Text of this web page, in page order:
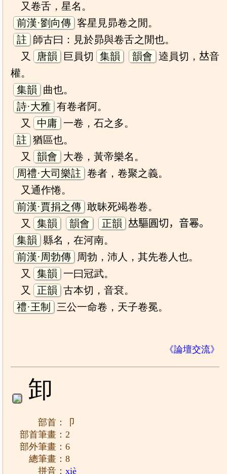
又卷舌，星名。
前漢·劉向傳 客星見昴卷之閒。
註
師古曰：見於昴與卷舌之閒也。
又
唐韻 巨員切 集韻 韻會 逵員切，𠀤音
權。
集韻
曲也。
詩·大雅 有卷者阿。
又
中庸
一卷，石之多。
註 猶區也。
又
韻會
大卷，黃帝樂名。
周禮·大司樂註 卷者，卷聚之義。
又通作惓。
前漢·賈捐之傳 敢昧死竭卷卷。
又
集韻 韻會 正韻
𠀤驅圓切，音㒽。
集韻
縣名，在河南。
前漢·周勃傳
周勃，沛人，其先卷人也。
又
集韻
一曰冠武。
又
正韻 古本切，音袞。
禮·王制
三公一命卷，天子卷冕。
《論壇交流》
卸
部首：卩
部首筆畫：2
部外筆畫：6
總筆畫：8
拼音：xiè